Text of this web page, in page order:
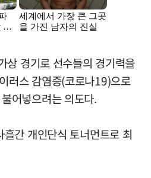
상 경기로 선수들의 경기력을
러스 감염증(코로나19)으로
어넣으려는 의도다.
간 개인단식 토너먼트로 최